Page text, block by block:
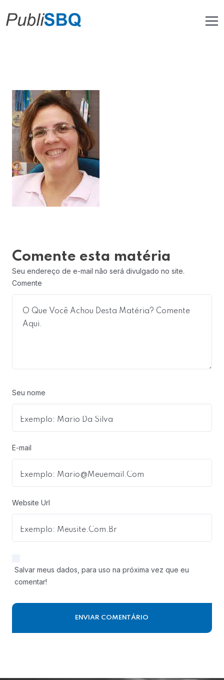
Comente esta matéria
Seu endereço de e-mail não será divulgado no site.
Comente
Seu nome
E-mail
Website Url
Salvar meus dados, para uso na próxima vez que eu
comentar!